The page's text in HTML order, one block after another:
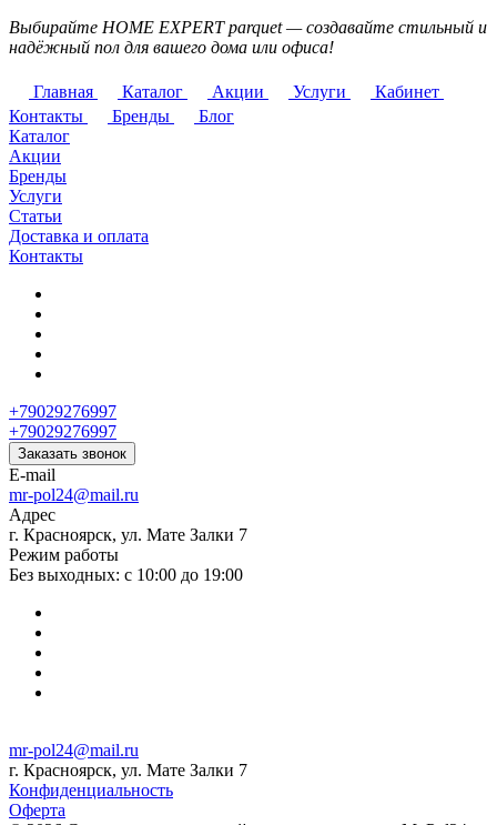
Выбирайте HOME EXPERT parquet — создавайте стильный и
надёжный пол для вашего дома или офиса!
Главная Каталог Акции Услуги
Кабинет
Контакты
Бренды
Блог
Каталог
Акции
Бренды
Услуги
Статьи
Доставка и оплата
Контакты
+79029276997
+79029276997
Заказать звонок
E-mail
mr-pol24@mail.ru
Адрес
г. Красноярск, ул. Мате Залки 7
Режим работы
Без выходных: с 10:00 до 19:00
mr-pol24@mail.ru
г. Красноярск, ул. Мате Залки 7
Конфиденциальность
Оферта